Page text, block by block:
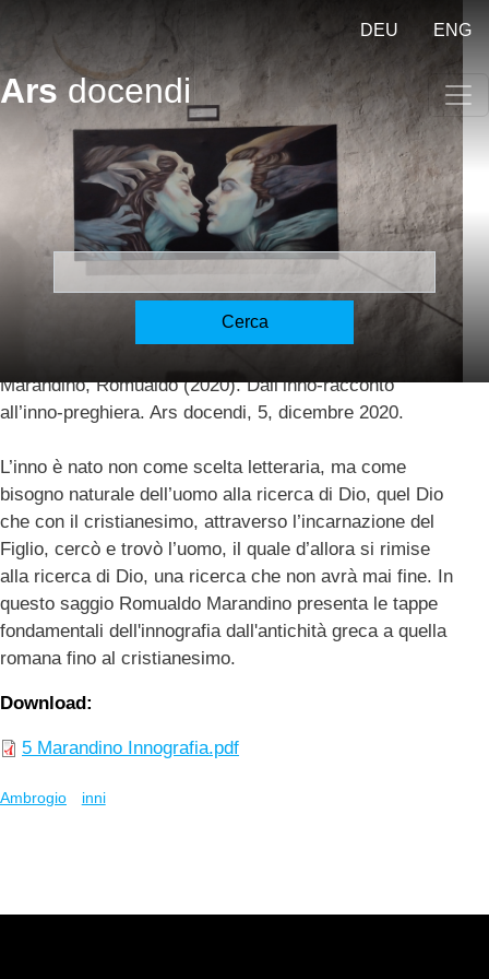
Cerca
DEU ENG
Ars docendi
Innografia – Hymnographie -
hymnography [Marandino]
Marandino, Romualdo
Marandino, Romualdo (2020). Dall’inno-racconto
all’inno-preghiera. Ars docendi, 5, dicembre 2020.
L’inno è nato non come scelta letteraria, ma come
bisogno naturale dell’uomo alla ricerca di Dio, quel Dio
che con il cristianesimo, attraverso l’incarnazione del
Figlio, cercò e trovò l’uomo, il quale d’allora si rimise
alla ricerca di Dio, una ricerca che non avrà mai fine. In
questo saggio Romualdo Marandino presenta le tappe
fondamentali dell'innografia dall'antichità greca a quella
romana fino al cristianesimo.
Download
5 Marandino Innografia.pdf
Ambrogio inni